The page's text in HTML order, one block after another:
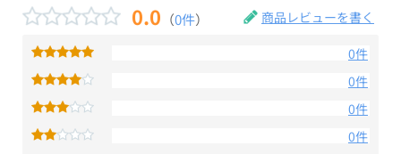
0.0 （0件） 商品レビューを書く
0件
0件
0件
0件